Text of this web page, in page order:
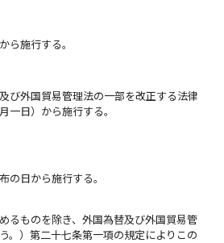
ら施行する。
び外国貿易管理法の一部を改正する法律
一日）から施行する。
の日から施行する。
るものを除き、外国為替及び外国貿易管
。）第二十七条第一項の規定によりこの